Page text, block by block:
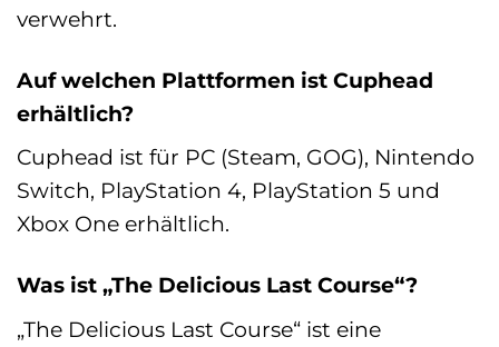
verwehrt.
Auf welchen Plattformen ist Cuphead
erhältlich?
Cuphead ist für PC (Steam, GOG), Nintendo
Switch, PlayStation 4, PlayStation 5 und
Xbox One erhältlich.
Was ist „The Delicious Last Course“?
„The Delicious Last Course“ ist eine